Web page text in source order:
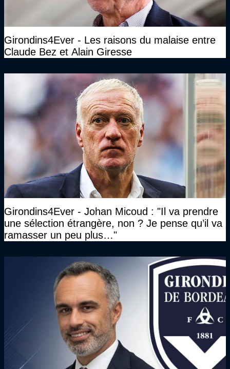
Girondins4Ever - Les raisons du malaise entre
Claude Bez et Alain Giresse
Girondins4Ever - Johan Micoud : "Il va prendre
une sélection étrangère, non ? Je pense qu’il va
ramasser un peu plus…"